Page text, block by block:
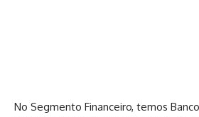
No Segmento Financeiro, temos